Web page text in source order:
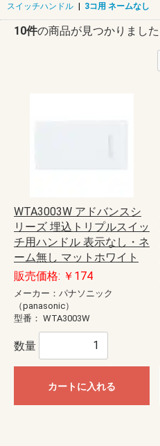
スイッチハンドル | 3コ用 ネームなし
10件の商品が見つかりました
WTA3003W アドバンスシ
リーズ 埋込トリプルスイッ
チ用ハンドル 表示なし・ネ
ーム無し マットホワイト
販売価格: ￥174
メーカー：パナソニック
（panasonic）
型番： WTA3003W
数量
カートに入れる